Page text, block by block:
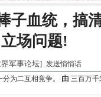
子血统，搞
立场问题!
军事论坛] 发送悄悄话
为二互相竞争。 由 三百万千